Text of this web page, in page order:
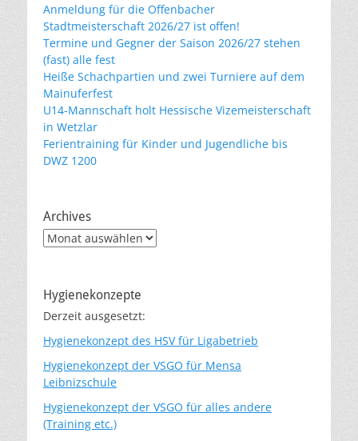
Anmeldung für die Offenbacher
Stadtmeisterschaft 2026/27 ist offen!
Termine und Gegner der Saison 2026/27 stehen
(fast) alle fest
Heiße Schachpartien und zwei Turniere auf dem
Mainuferfest
U14-Mannschaft holt Hessische Vizemeisterschaft
in Wetzlar
Ferientraining für Kinder und Jugendliche bis
DWZ 1200
Archives
Archives
Hygienekonzepte
Derzeit ausgesetzt:
Hygienekonzept des HSV für Ligabetrieb
Hygienekonzept der VSGO für Mensa
Leibnizschule
Hygienekonzept der VSGO für alles andere
(Training etc.)